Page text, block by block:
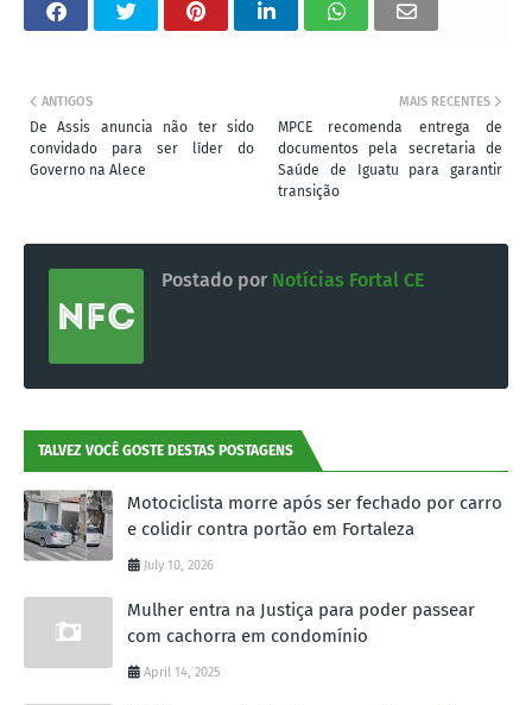
MAIS RECENTES
MPCE recomenda entrega de
documentos pela secretaria de
Saúde de Iguatu para garantir
transição
ANTIGOS
De Assis anuncia não ter sido
convidado para ser líder do
Governo na Alece
Postado por Notícias Fortal CE
TALVEZ VOCÊ GOSTE DESTAS POSTAGENS
Motociclista morre após ser fechado por carro
e colidir contra portão em Fortaleza
July 10, 2026
Mulher entra na Justiça para poder passear
com cachorra em condomínio
April 14, 2025